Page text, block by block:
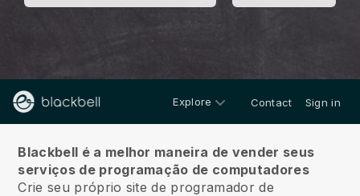
Explore Contact Sign in
Blackbell é a melhor maneira de vender seus
serviços de programação de computadores
Crie seu próprio site de programador de